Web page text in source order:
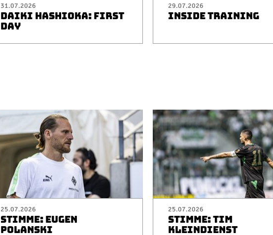
31.07.2026
DAIKI HASHIOKA: FIRST
DAY
29.07.2026
INSIDE TRAINING
25.07.2026
STIMME: EUGEN
POLANSKI
25.07.2026
STIMME: TIM
KLEINDIENST